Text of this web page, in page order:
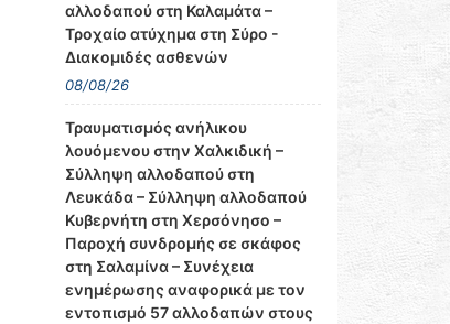
αλλοδαπού στη Καλαμάτα –
Τροχαίο ατύχημα στη Σύρο -
Διακομιδές ασθενών
08/08/26
Τραυματισμός ανήλικου
λουόμενου στην Χαλκιδική –
Σύλληψη αλλοδαπού στη
Λευκάδα – Σύλληψη αλλοδαπού
Κυβερνήτη στη Χερσόνησο –
Παροχή συνδρομής σε σκάφος
στη Σαλαμίνα – Συνέχεια
ενημέρωσης αναφορικά με τον
εντοπισμό 57 αλλοδαπών στους